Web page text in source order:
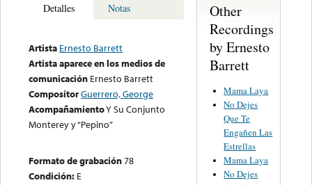
Detalles Notas
Artista Ernesto Barrett
Artista aparece en los medios de
comunicación Ernesto Barrett
CompositorGuerrero, George
AcompañamientoY Su Conjunto
Monterey y “Pepino”
Formato de grabación78
Condición: E
Other
Recordings
by Ernesto
Barrett
Mama Laya
No Dejes
Que Te
Engañen Las
Estrellas
Mama Laya
No Dejes